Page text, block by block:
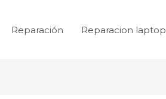
Reparación Reparacion laptop